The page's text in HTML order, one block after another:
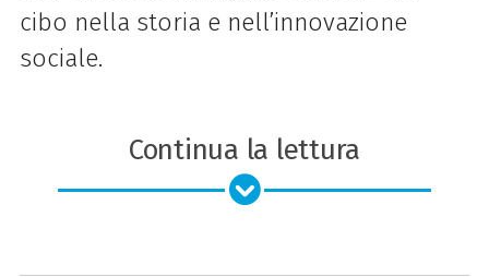
cibo nella storia e nell’innovazione
sociale.
Continua la lettura